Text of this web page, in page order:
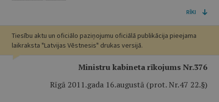
RĪKI
Tiesību aktu un oficiālo paziņojumu oficiālā publikācija pieejama
laikraksta "Latvijas Vēstnesis" drukas versijā.
Ministru kabineta rīkojums Nr.376
Rīgā 2011.gada 16.augustā (prot. Nr.47 22.§)